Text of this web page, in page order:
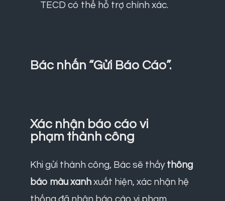
TECD có thể hỗ trợ chính xác.
Bác nhấn “Gửi Báo Cáo”.
Xác nhận báo cáo vi
phạm thành công
Khi gửi thành công, Bác sẽ thấy thông
báo màu xanh xuất hiện, xác nhận hệ